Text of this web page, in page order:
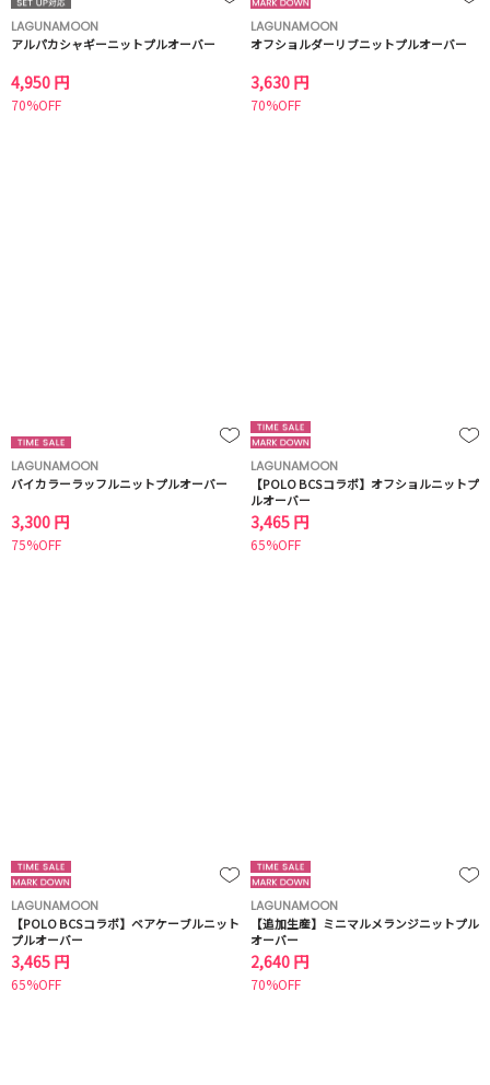
LAGUNAMOON
アルパカシャギーニットプルオーバー
4,950 円
70%OFF
LAGUNAMOON
オフショルダーリブニットプルオーバー
3,630 円
70%OFF
LAGUNAMOON
バイカラーラッフルニットプルオーバー
3,300 円
75%OFF
LAGUNAMOON
【POLO BCSコラボ】オフショルニットプ
ルオーバー
3,465 円
65%OFF
LAGUNAMOON
【POLO BCSコラボ】ベアケーブルニット
プルオーバー
3,465 円
65%OFF
LAGUNAMOON
【追加生産】ミニマルメランジニットプル
オーバー
2,640 円
70%OFF